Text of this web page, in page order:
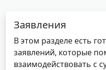
Заявления
В этом разделе есть
заявлений, которые
взаимодействовать с